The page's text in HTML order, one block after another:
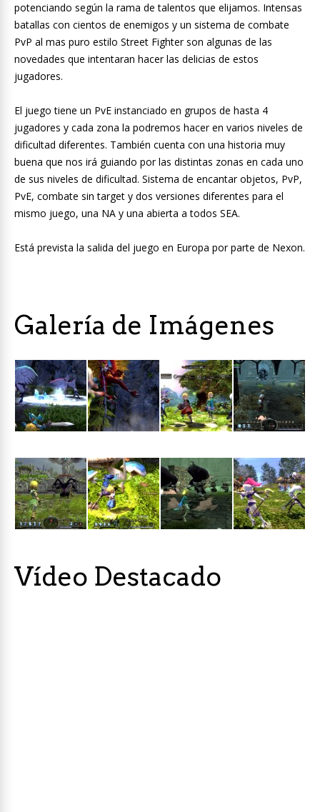
potenciando según la rama de talentos que elijamos. Intensas
batallas con cientos de enemigos y un sistema de combate
PvP al mas puro estilo Street Fighter son algunas de las
novedades que intentaran hacer las delicias de estos
jugadores.
El juego tiene un PvE instanciado en grupos de hasta 4
jugadores y cada zona la podremos hacer en varios niveles de
dificultad diferentes. También cuenta con una historia muy
buena que nos irá guiando por las distintas zonas en cada uno
de sus niveles de dificultad. Sistema de encantar objetos, PvP,
PvE, combate sin target y dos versiones diferentes para el
mismo juego, una NA y una abierta a todos SEA.
Está prevista la salida del juego en Europa por parte de Nexon.
Galería de Imágenes
Vídeo Destacado